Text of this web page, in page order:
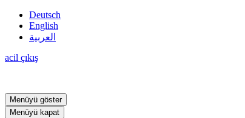
Deutsch
English
العربية
acil çıkış
Menüyü göster
Menüyü kapat